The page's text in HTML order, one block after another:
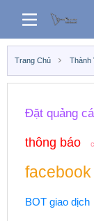
Trang Chủ Thành
Đặt quảng
thông báo
facebook
BOT giao dịch